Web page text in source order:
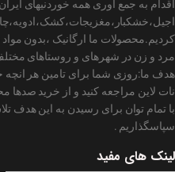
اقدام به جمع اوری همه خوردنیهای
کردیم.محصولات ما ارگانیک ،بدون
مرد و زن در شهرهای و روستاهای
هدف ما:روزی شما برای تامین هر
نات لاین مراجعه کنید و از خرید صدها
با تمام توان برای رسیدن به این هدف
سپاسگذاریم .
لینک های مفید